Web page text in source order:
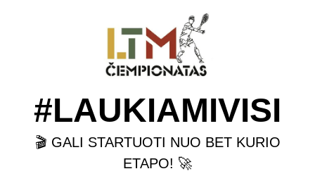
#LAUKIAMIVISI
🎬 GALI STARTUOTI NUO BET KURIO
ETAPO! 🚀